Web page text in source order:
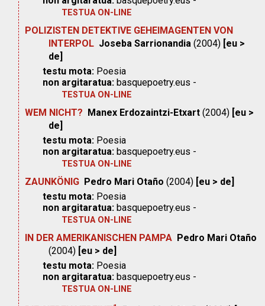
TESTUA ON-LINE
POLIZISTEN DETEKTIVE GEHEIMAGENTEN VON
INTERPOL Joseba Sarrionandia (2004) [eu >
de]
testu mota: Poesia
non argitaratua: basquepoetry.eus -
TESTUA ON-LINE
WEM NICHT? Manex Erdozaintzi-Etxart (2004) [eu >
de]
testu mota: Poesia
non argitaratua: basquepoetry.eus -
TESTUA ON-LINE
ZAUNKÖNIG Pedro Mari Otaño (2004) [eu > de]
testu mota: Poesia
non argitaratua: basquepoetry.eus -
TESTUA ON-LINE
IN DER AMERIKANISCHEN PAMPA Pedro Mari Otaño
(2004) [eu > de]
testu mota: Poesia
non argitaratua: basquepoetry.eus -
TESTUA ON-LINE